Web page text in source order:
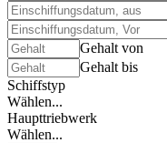
Gehalt von
Gehalt bis
Schiffstyp
Wählen...
Haupttriebwerk
Wählen...